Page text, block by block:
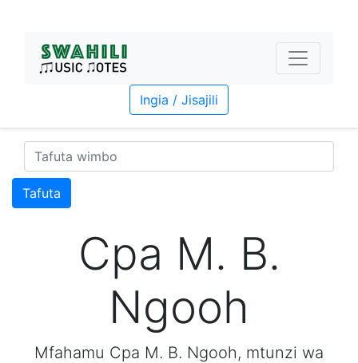
Ingia / Jisajili
Tafuta
Cpa M. B.
Ngooh
Mfahamu Cpa M. B. Ngooh, mtunzi wa